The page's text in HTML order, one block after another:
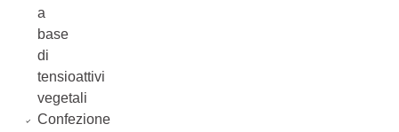
a
base
di
tensioattivi
vegetali
Confezione